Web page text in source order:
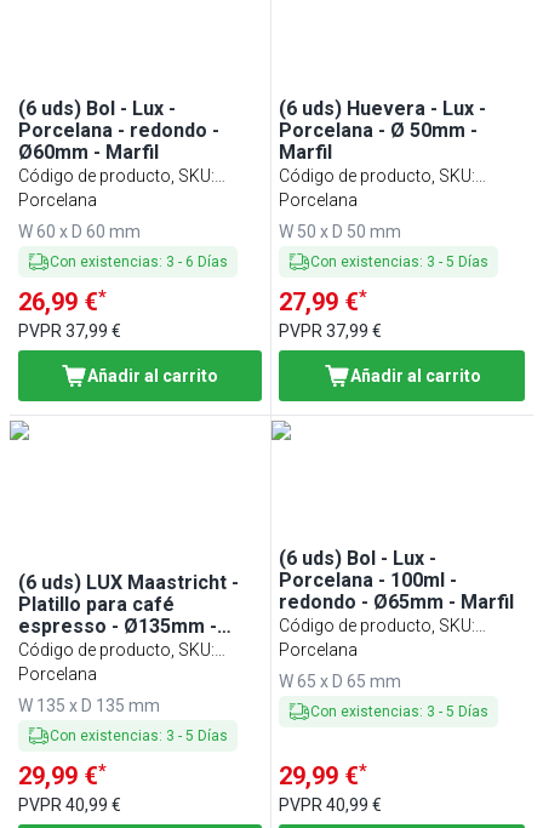
(6 uds) Bol - Lux -
Porcelana - redondo -
Ø60mm - Marfil
Código de producto, SKU:
SCULW6EB
Porcelana
W 60 x D 60 mm
Con existencias: 3 - 6 Días
26,99 €*
PVPR37,99 €
Añadir al carrito
(6 uds) Huevera - Lux -
Porcelana - Ø 50mm -
Marfil
Código de producto, SKU:
EBLW5EB
Porcelana
W 50 x D 50 mm
Con existencias: 3 -5 Días
27,99 €*
PVPR37,99 €
Añadir al carrito
(6 uds) LUX Maastricht -
Platillo para café
espresso - Ø135mm -
Marfil
Código de producto, SKU:
EUTLW135EB
Porcelana
W 135 x D 135 mm
Con existencias: 3 - 5 Días
29,99 €*
PVPR 40,99 €
(6 uds) Bol - Lux -
Porcelana - 100ml -
redondo - Ø65mm - Marfil
Código de producto, SKU:
SCULW10EB
Porcelana
W 65 x D 65 mm
Con existencias: 3 -5 Días
29,99 €*
PVPR40,99 €